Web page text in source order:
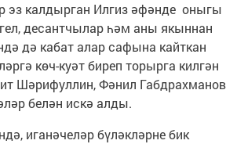
эз калдырган Илгиз әфәнде оныгы
десантчылар һәм аны якыннан
дә кабат алар сафына кайткан
көч-куәт биреп торырга килгән
Шәрифуллин, Фәнил Габдрахманов
белән искә алды.
иганәчеләр бүләкләрне бик